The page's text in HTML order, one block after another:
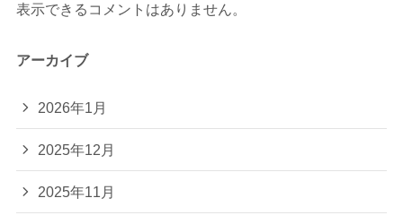
表示できるコメントはありません。
アーカイブ
2026年1月
2025年12月
2025年11月